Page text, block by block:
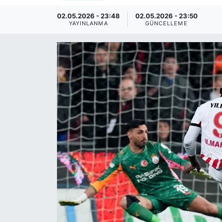
02.05.2026 - 23:48
YAYINLANMA
02.05.2026 - 23:50
GÜNCELLEME